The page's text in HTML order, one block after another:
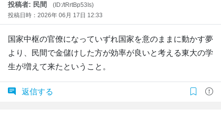
投稿者: 民間
(ID:/tRrtBp53Is)
投稿日時：2026年 06月 17日 12:33
国家中枢の官僚になっていずれ国家を意のままに動かす夢
より、民間で金儲けした方が効率が良いと考える東大の学
生が増えて来たということ。
返信する